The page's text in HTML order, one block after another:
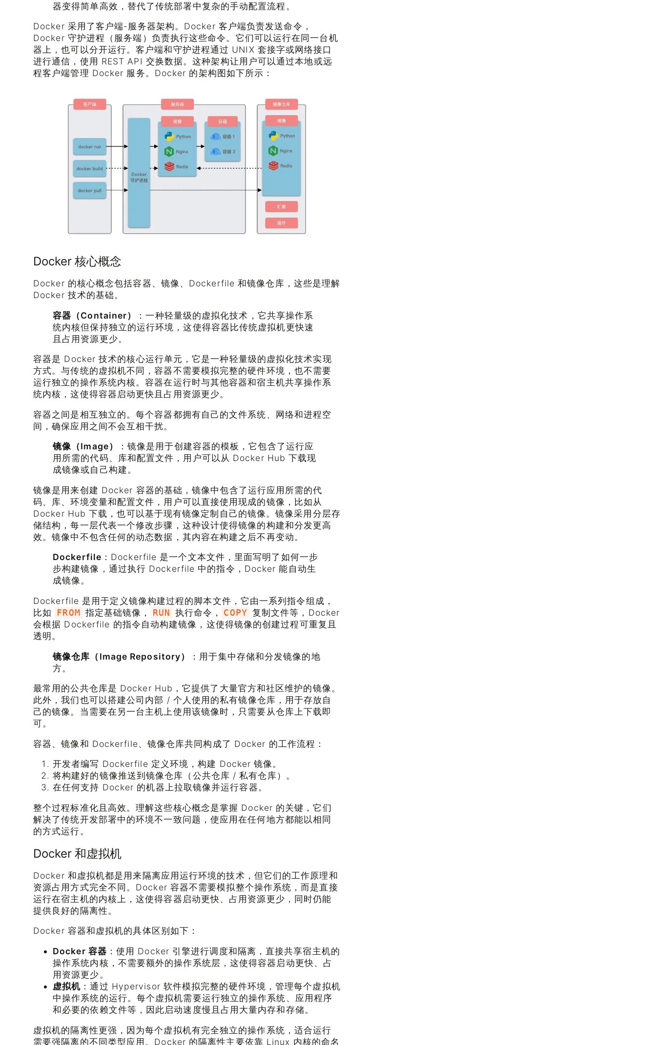
器变得简单高效，替代了传统部署中复杂的手动配置流程。
Docker 采用了客户端-服务器架构。Docker 客户端负责发送命令，
Docker 守护进程（服务端）负责执行这些命令。它们可以运行在同一台机
器上，也可以分开运行。客户端和守护进程通过 UNIX 套接字或网络接口
进行通信，使用 REST API 交换数据。这种架构让用户可以通过本地或远
程客户端管理 Docker 服务。Docker 的架构图如下所示：
Docker 核心概念
Docker 的核心概念包括容器、镜像、Dockerfile 和镜像仓库，这些是理解
Docker 技术的基础。
容器（Container）
：一种轻量级的虚拟化技术，它共享操作系
统内核但保持独立的运行环境，这使得容器比传统虚拟机更快速
且占用资源更少。
容器是 Docker 技术的核心运行单元，它是一种轻量级的虚拟化技术实现
方式。与传统的虚拟机不同，容器不需要模拟完整的硬件环境，也不需要
运行独立的操作系统内核。容器在运行时与其他容器和宿主机共享操作系
统内核，这使得容器启动更快且占用资源更少。
容器之间是相互独立的。每个容器都拥有自己的文件系统、网络和进程空
间，确保应用之间不会互相干扰。
镜像（Image）
：镜像是用于创建容器的模板，它包含了运行应
用所需的代码、库和配置文件，用户可以从 Docker Hub 下载现
成镜像或自己构建。
镜像是用来创建 Docker 容器的基础，镜像中包含了运行应用所需的代
码、库、环境变量和配置文件，用户可以直接使用现成的镜像，比如从
Docker Hub 下载，也可以基于现有镜像定制自己的镜像。镜像采用分层存
储结构，每一层代表一个修改步骤，这种设计使得镜像的构建和分发更高
效。镜像中不包含任何的动态数据，其内容在构建之后不再变动。
Dockerfile ：Dockerfile 是一个文本文件，里面写明了如何一步
步构建镜像，通过执行 Dockerfile 中的指令，Docker 能自动生
成镜像。
Dockerfile 是用于定义镜像构建过程的脚本文件，它由一系列指令组成，
比如
FROM 指定基础镜像， RUN 执行命令， COPY 复制文件等，Docker
会根据 Dockerfile 的指令自动构建镜像，这使得镜像的创建过程可重复且
透明。
镜像仓库（Image Repository）
：用于集中存储和分发镜像的地
方。
最常用的公共仓库是 Docker Hub，它提供了大量官方和社区维护的镜像。
此外，我们也可以搭建公司内部 / 个人使用的私有镜像仓库，用于存放自
己的镜像。当需要在另一台主机上使用该镜像时，只需要从仓库上下载即
可。
容器、镜像和 Dockerfile、镜像仓库共同构成了 Docker 的工作流程：
开发者编写 Dockerfile 定义环境，构建 Docker 镜像。
将构建好的镜像推送到镜像仓库（公共仓库 / 私有仓库）。
在任何支持 Docker 的机器上拉取镜像并运行容器。
整个过程标准化且高效。理解这些核心概念是掌握 Docker 的关键，它们
解决了传统开发部署中的环境不一致问题，使应用在任何地方都能以相同
的方式运行。
Docker 和虚拟机
Docker 和虚拟机都是用来隔离应用运行环境的技术，但它们的工作原理和
资源占用方式完全不同。Docker 容器不需要模拟整个操作系统，而是直接
运行在宿主机的内核上，这使得容器启动更快、占用资源更少，同时仍能
提供良好的隔离性。
Docker 容器和虚拟机的具体区别如下：
Docker 容器 ：使用 Docker 引擎进行调度和隔离，直接共享宿主机的
操作系统内核，不需要额外的操作系统层，这使得容器启动更快、占
用资源更少。
虚拟机 ：通过 Hypervisor 软件模拟完整的硬件环境，管理每个虚拟机
中操作系统的运行。每个虚拟机需要运行独立的操作系统、应用程序
和必要的依赖文件等，因此启动速度慢且占用大量内存和存储。
虚拟机的隔离性更强，因为每个虚拟机有完全独立的操作系统，适合运行
需要强隔离的不同类型应用。Docker 的隔离性主要依靠 Linux 内核的命名